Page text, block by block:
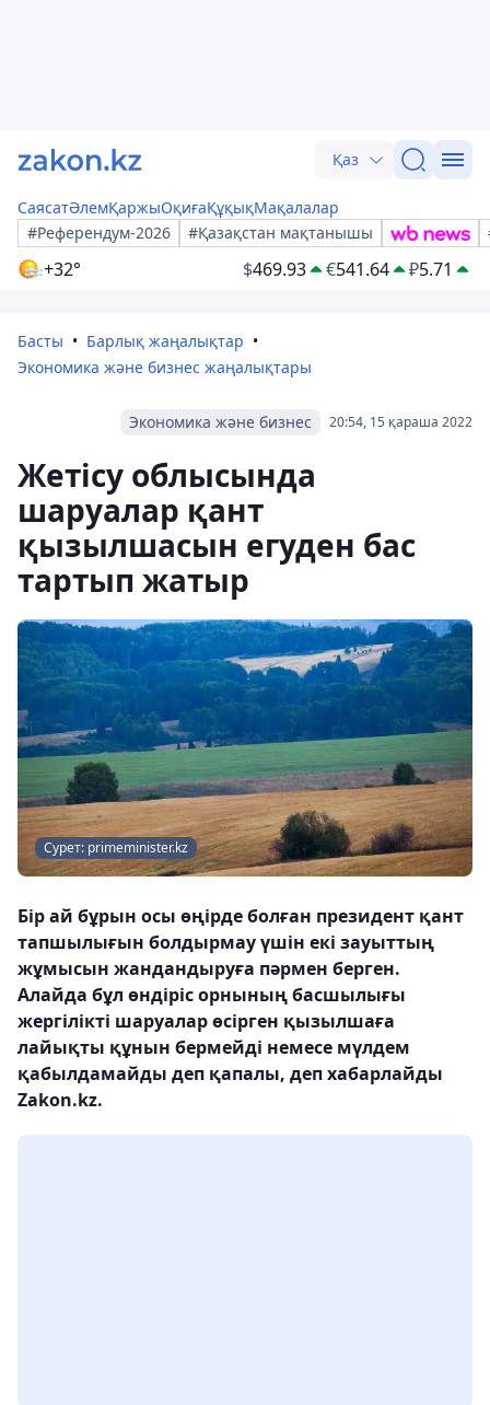
Қаз
СаясатӘлемҚаржыОқиғаҚұқықМақалалар
#Референдум-2026
#Қазақстан мақтанышы
+32° $469.93 €541.64 ₽5.71
Басты
Барлық жаңалықтар
Экономика және бизнес жаңалықтары
20:54, 15 қараша 2022
Экономика және бизнес
Жетісу облысында
шаруалар қант
қызылшасын егуден бас
тартып жатыр
Сурет: primeminister.kz
Бір ай бұрын осы өңірде болған президент қант
тапшылығын болдырмау үшін екі зауыттың
жұмысын жандандыруға пәрмен берген.
Алайда бұл өндіріс орнының басшылығы
жергілікті шаруалар өсірген қызылшаға
лайықты құнын бермейді немесе мүлдем
қабылдамайды деп қапалы, деп хабарлайды
Zakon.kz.